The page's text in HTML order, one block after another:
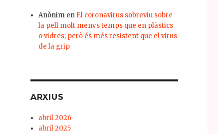
Anònim en El coronavirus sobreviu sobre
la pell molt menys temps que en plàstics
o vidres; però és més resistent que el virus
de la grip
ARXIUS
abril 2026
abril 2025